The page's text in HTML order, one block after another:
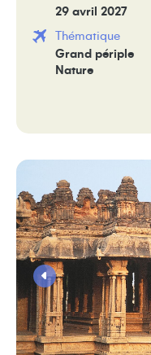
29 avril 2027
Thématique
Grand périple
Nature